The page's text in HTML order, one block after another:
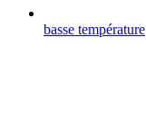
basse température